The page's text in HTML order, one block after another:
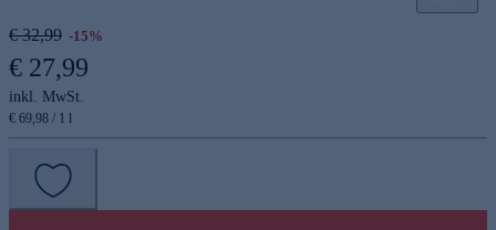
€ 32,99 -15%
€ 27,99
inkl. MwSt.
€ 69,98 / 1 l